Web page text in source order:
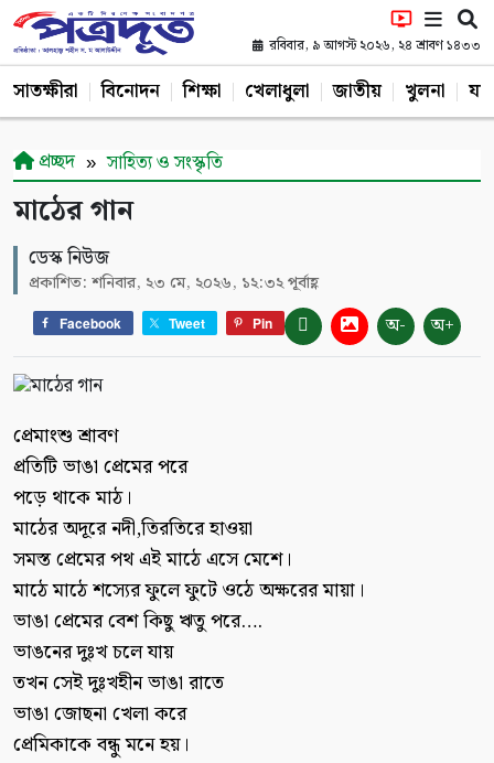
রবিবার, ৯ আগস্ট ২০২৬, ২৪ শ্রাবণ ১৪৩৩
সাতক্ষীরা বিনোদন শিক্ষা খেলাধুলা জাতীয় খুলনা
প্রচ্ছদ সাহিত্য ও সংস্কৃতি
মাঠের গান
ডেস্ক নিউজ
প্রকাশিত: শনিবার, ২৩ মে, ২০২৬, ১২:৩২ পূর্বাহ্ণ
Facebook Tweet Pin অ- অ+
প্রেমাংশু শ্রাবণ
প্রতিটি ভাঙা প্রেমের পরে
পড়ে থাকে মাঠ।
মাঠের অদূরে নদী,তিরতিরে হাওয়া
সমস্ত প্রেমের পথ এই মাঠে এসে মেশে।
মাঠে মাঠে শস্যের ফুলে ফুটে ওঠে অক্ষরের মায়া।
ভাঙা প্রেমের বেশ কিছু ঋতু পরে….
ভাঙনের দুঃখ চলে যায়
তখন সেই দুঃখহীন ভাঙা রাতে
ভাঙা জোছনা খেলা করে
প্রেমিকাকে বন্ধু মনে হয়।